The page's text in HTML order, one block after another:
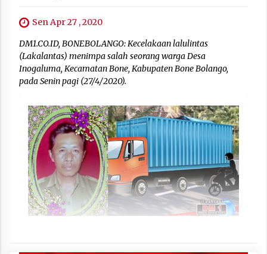
Sen Apr 27 , 2020
DM1.CO.ID, BONEBOLANGO: Kecelakaan lalulintas
(Lakalantas) menimpa salah seorang warga Desa
Inogaluma, Kecamatan Bone, Kabupaten Bone Bolango,
pada Senin pagi (27/4/2020).